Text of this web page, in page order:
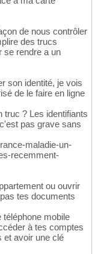
de nous contrôler
des trucs
se rendre a un
son identité, je vois
de le faire en ligne
truc ? Les identifiants
pas grave sans
maladie-un-
recemment-
ou ouvrir
tes documents
téléphone mobile
à tes comptes
et avoir une clé